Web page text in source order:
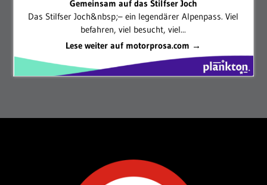
Gemeinsam auf das Stilfser Joch
Das Stilfser Joch&nbsp;– ein legendärer Alpenpass. Viel
befahren, viel besucht, viel...
Lese weiter auf motorprosa.com →